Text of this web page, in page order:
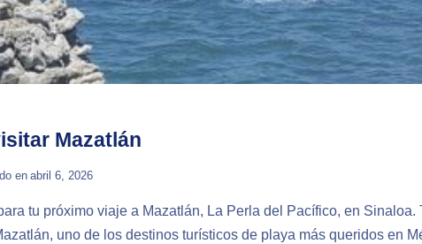
Mazatlán
en abril 6, 2026
tu próximo viaje a Mazatlán, La Perla del Pacífico, en Sinaloa.
uno de los destinos turísticos de playa más queridos en